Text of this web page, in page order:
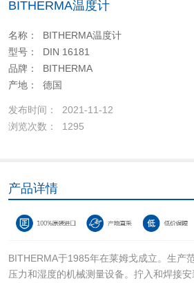
BITHERMA温度计
名称： BITHERMA温度计
型号： DIN 16181
品牌： BITHERMA
产地： 德国
发布时间： 2021-11-12
浏览次数： 1295
产品详情
BITHERMA于1985年在莱姆戈成立。生产
压力和湿度的机械测量设备。拧入和焊接